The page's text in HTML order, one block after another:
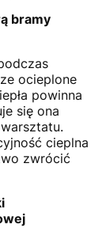
bramy
ocieplone
powinna
się ona
cieplna
zwrócić